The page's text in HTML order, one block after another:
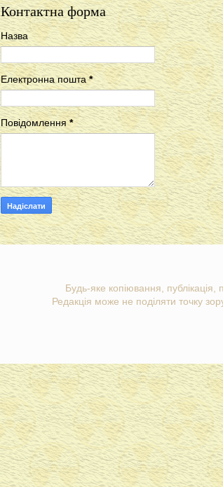
Контактна форма
Назва
Електронна пошта*
Повідомлення *
Будь-яке копіювання,
Редакція може не поділяти точку